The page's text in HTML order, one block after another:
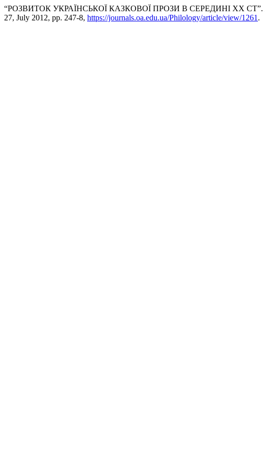
“РОЗВИТОК УКРАЇНСЬКОЇ КАЗКОВОЇ ПРОЗИ В СЕРЕДИНІ ХХ СТ”.
27, July 2012, pp. 247-8, https://journals.oa.edu.ua/Philology/article/view/1261 .